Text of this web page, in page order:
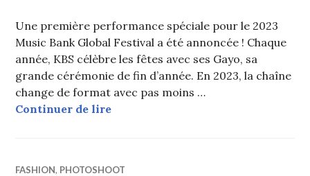
Une première performance spéciale pour le 2023
Music Bank Global Festival a été annoncée ! Chaque
année, KBS célèbre les fêtes avec ses Gayo, sa
grande cérémonie de fin d’année. En 2023, la chaîne
change de format avec pas moins …
Continuer de lireKARINA & WINTER (aespa) et
FASHION, PHOTOSHOOT